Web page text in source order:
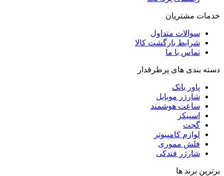
خدمات مشتریان
سوالات متداول
شرایط بازگشت کالا
تماس با ما
دسته بندی های پرطرفدار
پاور بانک
شارژر موبایل
ساعت هوشمند
اسپیکر
گجت
لوازم کامپیوتر
فلش مموری
شارژر فندکی
برترین برند ها